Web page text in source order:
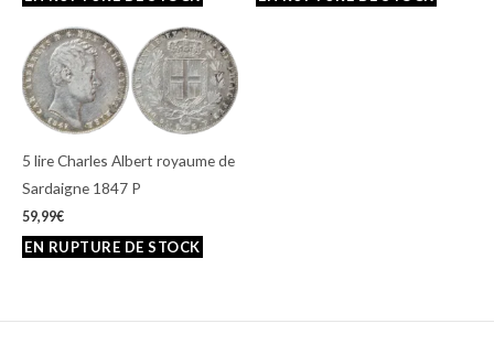
5 lire Charles Albert royaume de
Sardaigne 1847 P
59,99€